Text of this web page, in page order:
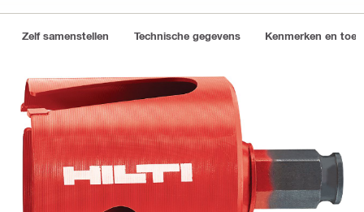
Zelf samenstellen Technische gegevens Kenmerken en